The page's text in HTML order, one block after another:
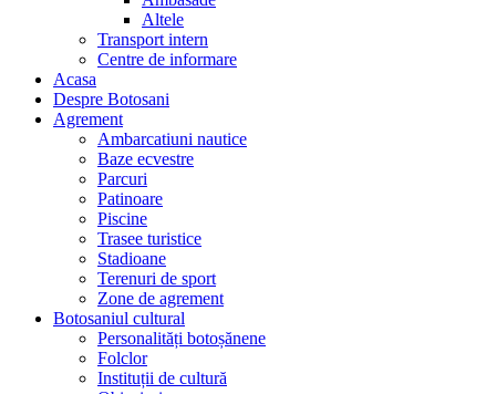
Altele
Transport intern
Centre de informare
Acasa
Despre Botosani
Agrement
Ambarcatiuni nautice
Baze ecvestre
Parcuri
Patinoare
Piscine
Trasee turistice
Stadioane
Terenuri de sport
Zone de agrement
Botosaniul cultural
Personalități botoșănene
Folclor
Instituții de cultură